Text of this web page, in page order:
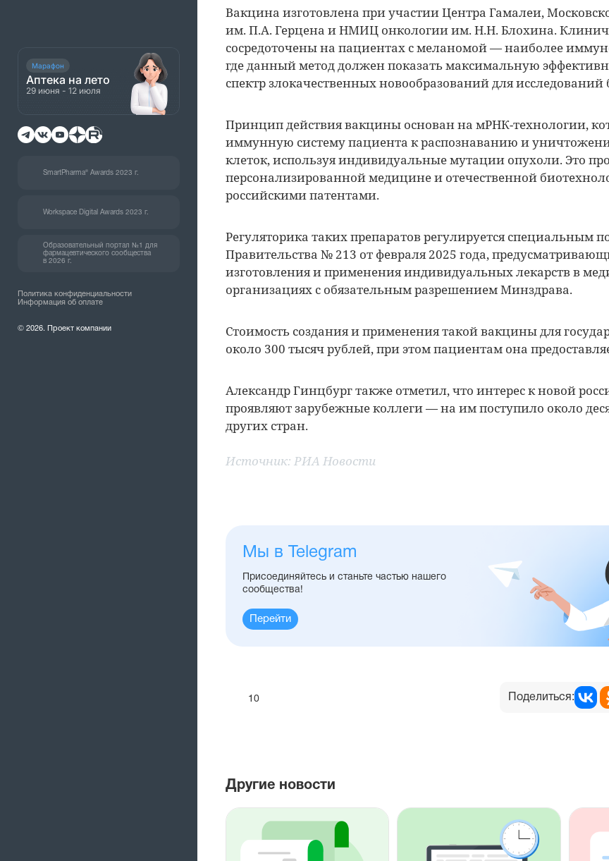
Марафон
Аптека на лето
29 июня - 12 июля
SmartPharma® Awards 2023 г.
Workspace Digital Awards 2023 г.
Образовательный портал №1 для
фармацевтического сообщества
в 2026 г.
Политика конфиденциальности
Информация об оплате
© 2026. Проект компании
Вакцина изготовлена при участии Центра Гамалеи,
им. П.А. Герцена и НМИЦ онкологии им. Н.Н. Блохина.
сосредоточены на пациентах с меланомой — наиболее
где данный метод должен показать максимальную
спектр злокачественных новообразований для исследований
Принцип действия вакцины основан на мРНК-технологии,
иммунную систему пациента к распознаванию и
клеток, используя индивидуальные мутации опухоли. Это
персонализированной медицине и отечественной
российскими патентами.
Регуляторика таких препаратов регулируется специальным
Правительства № 213 от февраля 2025 года,
изготовления и применения индивидуальных лекарств в
организациях с обязательным разрешением Минздрава.
Стоимость создания и применения такой вакцины для
около 300 тысяч рублей, при этом пациентам она
Александр Гинцбург также отметил, что интерес к новой
проявляют зарубежные коллеги — на им поступило около
других стран.
Источник: РИА Новости
Мы в Telegram
Присоединяйтесь и станьте частью нашего
сообщества!
Перейти
10 Поделиться:
Другие новости